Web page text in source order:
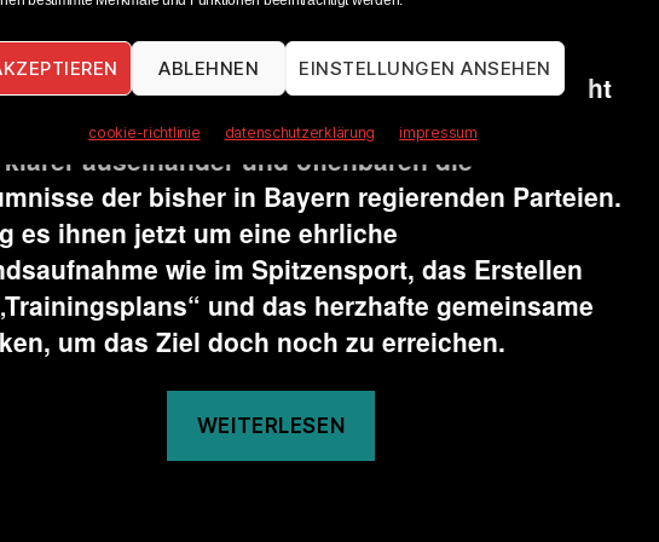
ABLEHNEN EINSTELLUNGEN ANSEHEN
cookie-richtlinie datenschutzerklärung impressum
und die erneuerbaren Energien in Bayern
auszubauen. Bei nur mehr 17 Jahren, die bis
Klimaneutralität noch bleiben, klaffen aus Sicht
Wunsch und Realität in der Politik
auseinander und offenbaren die
der bisher in Bayern regierenden Parteien.
es ihnen jetzt um eine ehrliche
wie im Spitzensport, das Erstellen
und das herzhafte gemeinsame
um das Ziel doch noch zu erreichen.
WEITERLESEN